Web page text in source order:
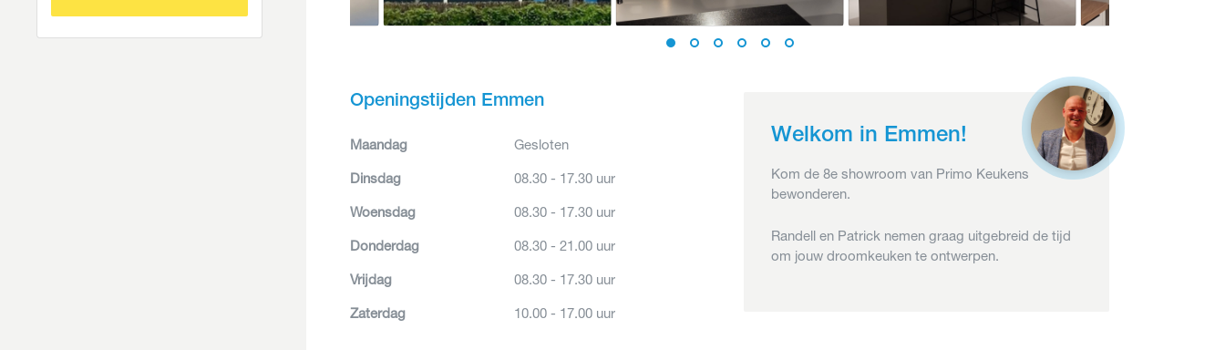
Openingstijden Emmen
Maandag Gesloten
Dinsdag 08.30 - 17.30 uur
Woensdag 08.30 - 17.30 uur
Donderdag 08.30 - 21.00 uur
Vrijdag 08.30 - 17.30 uur
Zaterdag 10.00 - 17.00 uur
Welkom in Emmen!
Kom de 8e showroom van Primo Keukens
bewonderen.
Randell en Patrick nemen graag uitgebreid de tijd
om jouw droomkeuken te ontwerpen.